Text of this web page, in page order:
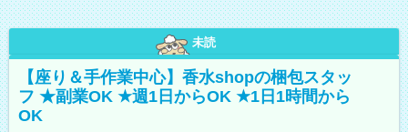
未読
【座り＆手作業中心】香水shopの梱包スタッ
フ ★副業OK ★週1日からOK ★1日1時間から
OK